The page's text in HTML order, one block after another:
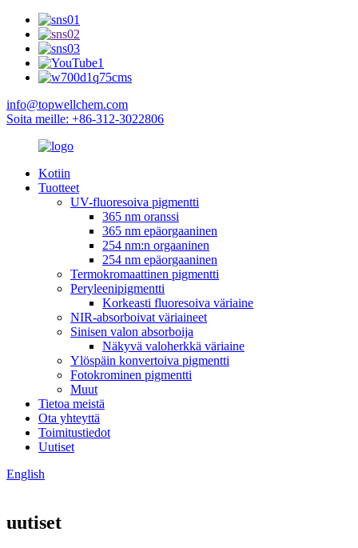
info@topwellchem.com
Soita meille: +86-312-3022806
Kotiin
Tuotteet
UV-fluoresoiva pigmentti
365 nm oranssi
365 nm epäorgaaninen
254 nm:n orgaaninen
254 nm epäorgaaninen
Termokromaattinen pigmentti
Peryleenipigmentti
Korkeasti fluoresoiva väriaine
NIR-absorboivat väriaineet
Sinisen valon absorboija
Näkyvä valoherkkä väriaine
Ylöspäin konvertoiva pigmentti
Fotokrominen pigmentti
Muut
Tietoa meistä
Ota yhteyttä
Toimitustiedot
Uutiset
English
uutiset